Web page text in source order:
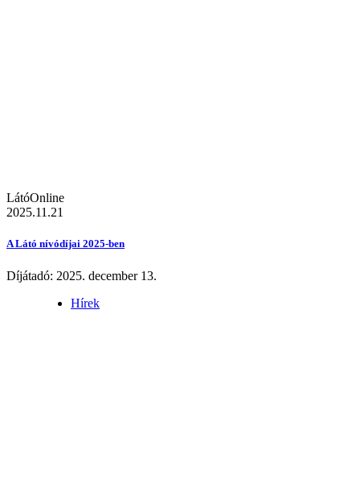
LátóOnline
2025.11.21
A Látó nívódíjai 2025-ben
Díjátadó: 2025. december 13.
Hírek